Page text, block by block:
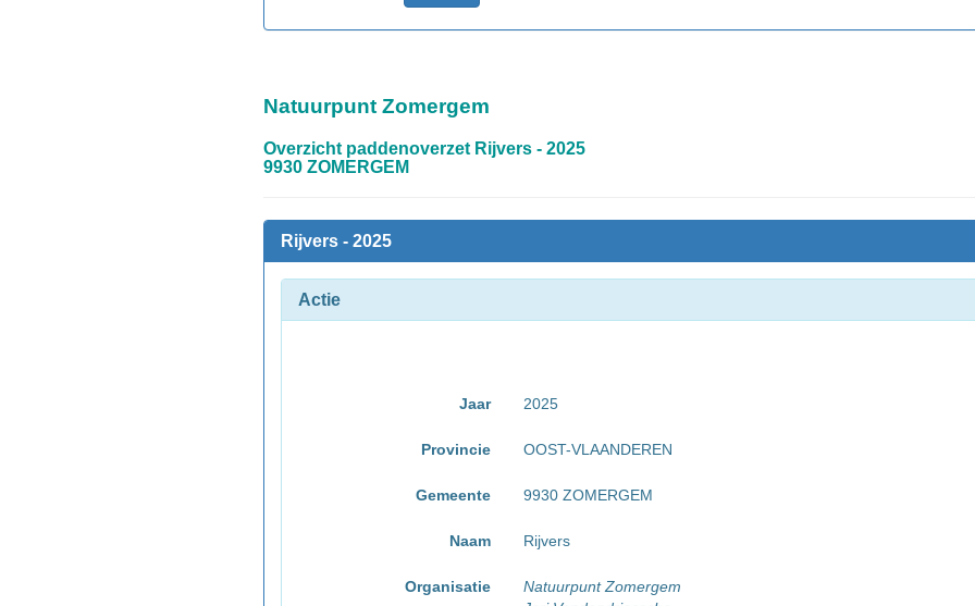
Natuurpunt Zomergem
Overzicht paddenoverzet Rijvers - 2025
9930 ZOMERGEM
Rijvers - 2025
Actie
Jaar 2025
Provincie OOST-VLAANDEREN
Gemeente 9930 ZOMERGEM
Naam Rijvers
Organisatie
Natuurpunt Zomergem